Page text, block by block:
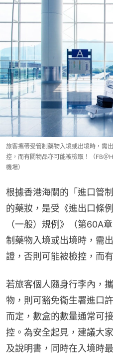
旅客攜帶受管制藥物入境或出境時，需
控，而有關物品亦可能被檢取！（FB
機場）
根據香港海關的「進口管
的藥妝，是受《進出口條
（一般）規例》（第60A
制藥物入境或出境時，需
證，否則可能被檢控，而
若旅客個人隨身行李內，
物，則可豁免衞生署進口
而定，數盒的數量通常可
控。為安全起見，建議大
及說明書，同時在入境時